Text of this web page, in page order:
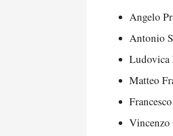
Angelo
Antonio
Ludovica
Matteo